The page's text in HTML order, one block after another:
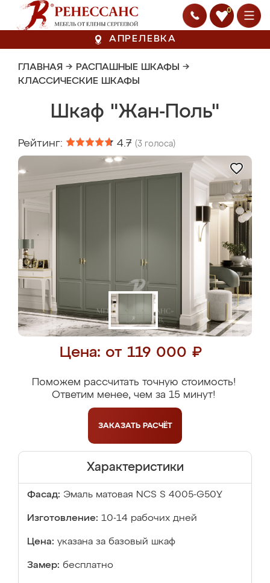
0
АПРЕЛЕВКА
ГЛАВНАЯ → РАСПАШНЫЕ ШКАФЫ →
КЛАССИЧЕСКИЕ ШКАФЫ
Шкаф "Жан-Поль"
Рейтинг: 4.7 (3 голоса)
Цена: от 119 000 ₽
Поможем рассчитать точную стоимость!
Ответим менее, чем за 15 минут!
ЗАКАЗАТЬ РАСЧЁТ
Характеристики
Фасад: Эмаль матовая NCS S 4005-G50Y
Изготовление: 10-14 рабочих дней
Цена: указана за базовый шкаф
Замер: бесплатно